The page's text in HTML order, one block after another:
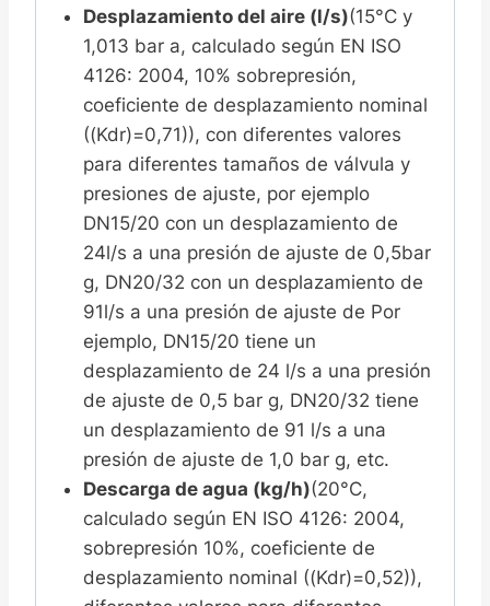
Desplazamiento del aire (l/s)(15°C y
1,013 bar a, calculado según EN ISO
4126: 2004, 10% sobrepresión,
coeficiente de desplazamiento nominal
((Kdr)=0,71)), con diferentes valores
para diferentes tamaños de válvula y
presiones de ajuste, por ejemplo
DN15/20 con un desplazamiento de
24l/s a una presión de ajuste de 0,5bar
g, DN20/32 con un desplazamiento de
91l/s a una presión de ajuste de Por
ejemplo, DN15/20 tiene un
desplazamiento de 24 l/s a una presión
de ajuste de 0,5 bar g, DN20/32 tiene
un desplazamiento de 91 l/s a una
presión de ajuste de 1,0 bar g, etc.
Descarga de agua (kg/h)(20°C,
calculado según EN ISO 4126: 2004,
sobrepresión 10%, coeficiente de
desplazamiento nominal ((Kdr)=0,52)),